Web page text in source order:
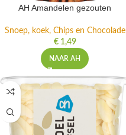
AH Amandelen gezouten
Snoep, koek, Chips en Chocolade
€1,49
NAAR AH